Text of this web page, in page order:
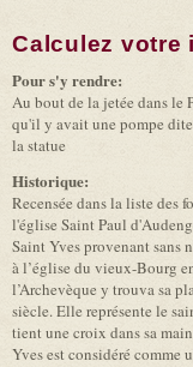
Calculez votre
Pour s'y rendre:
Au bout de la jetée dans le
qu'il y avait une pompe
la statue
Historique:
Recensée dans la liste des
l'église Saint Paul
Saint Yves provenant sans
à l’église du vieux-Bourg
l’Archevèque y trouva sa
siècle. Elle représente le
tient une croix dans sa
Yves est considéré comme